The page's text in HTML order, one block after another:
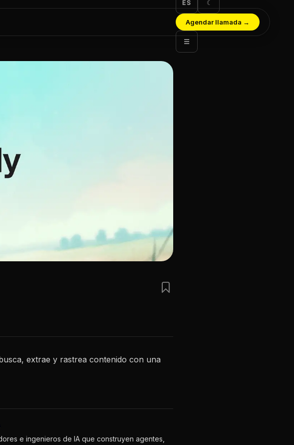
ES ☾
Agendar llamada →
☰
extrae y rastrea contenido con una
e ingenieros de IA que construyen agentes,